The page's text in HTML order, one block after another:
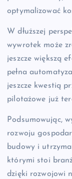
optymalizować
W dłuższej
wywrotek może
jeszcze większą
pełna
jeszcze kwestią
pilotażowe już
Podsumowując,
rozwoju
budowy i
którymi stoi
dzięki rozwojowi